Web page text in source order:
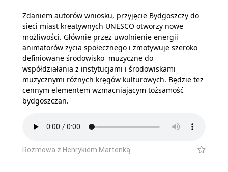
Zdaniem autorów wniosku, przyjęcie Bydgoszczy do
sieci miast kreatywnych UNESCO otworzy nowe
możliwości. Głównie przez uwolnienie energii
animatorów życia społecznego i zmotywuje szeroko
definiowane środowisko muzyczne do
współdziałania z instytucjami i środowiskami
muzycznymi różnych kręgów kulturowych. Będzie też
cennym elementem wzmacniającym tożsamość
bydgoszczan.
Rozmowa z Henrykiem Martenką